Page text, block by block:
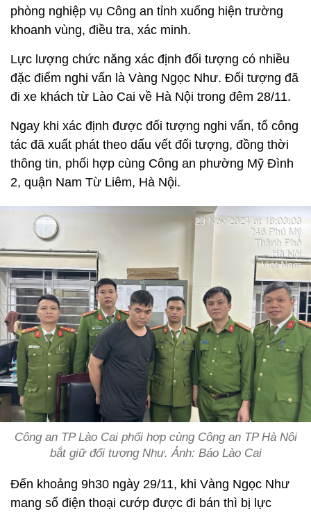
phòng nghiệp vụ Công an tỉnh xuống hiện trường
khoanh vùng, điều tra, xác minh.
Lực lượng chức năng xác định đối tượng có nhiều
đặc điểm nghi vấn là Vàng Ngọc Như. Đối tượng đã
đi xe khách từ Lào Cai về Hà Nội trong đêm 28/11.
Ngay khi xác định được đối tượng nghi vấn, tổ công
tác đã xuất phát theo dấu vết đối tượng, đồng thời
thông tin, phối hợp cùng Công an phường Mỹ Đình
2, quận Nam Từ Liêm, Hà Nội.
Công an TP Lào Cai phối hợp cùng Công an TP Hà Nội
bắt giữ đối tượng Như. Ảnh: Báo Lào Cai
Đến khoảng 9h30 ngày 29/11, khi Vàng Ngọc Như
mang số điện thoại cướp được đi bán thì bị lực